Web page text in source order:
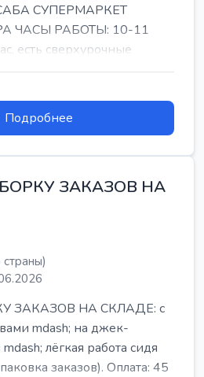
СУПЕРМАРКЕТ
ЧАСЫ РАБОТЫ: 10-11
есть сверхурочные
б...
Подробнее
ЗАКАЗОВ НА
ЗАКАЗОВ НА СКЛАДЕ: с
mdash; на джек-
лёгкая работа сидя
заказов). Оплата: 45